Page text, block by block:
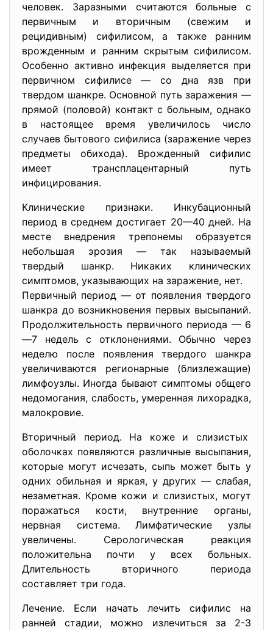
человек. Заразными считаются больные с
первичным и вторичным (свежим и
рецидивным) сифилисом, а также ранним
врожденным и ранним скрытым сифилисом.
Особенно активно инфекция выделяется при
первичном сифилисе — со дна язв при
твердом шанкре. Основной путь заражения —
прямой (половой) контакт с больным, однако
в настоящее время увеличилось число
случаев бытового сифилиса (заражение через
предметы обихода). Врожденный сифилис
имеет трансплацентарный путь
инфицирования.
Клинические признаки. Инкубационный
период в среднем достигает 20—40 дней. На
месте внедрения трепонемы образуется
небольшая эрозия — так называемый
твердый шанкр. Никаких клинических
симптомов, указывающих на заражение, нет.
Первичный период — от появления твердого
шанкра до возникновения первых высыпаний.
Продолжительность первичного периода — 6
—7 недель с отклонениями. Обычно через
неделю после появления твердого шанкра
увеличиваются регионарные (близлежащие)
лимфоузлы. Иногда бывают симптомы общего
недомогания, слабость, умеренная лихорадка,
малокровие.
Вторичный период. На коже и слизистых
оболочках появляются различные высыпания,
которые могут исчезать, сыпь может быть у
одних обильная и яркая, у других — слабая,
незаметная. Кроме кожи и слизистых, могут
поражаться кости, внутренние органы,
нервная система. Лимфатические узлы
увеличены. Серологическая реакция
положительна почти у всех больных.
Длительность вторичного периода
составляет три года.
Лечение. Если начать лечить сифилис на
ранней стадии, можно излечиться за 2-3